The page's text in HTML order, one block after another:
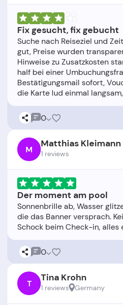
Fix gesucht, fix gebucht
Suche nach Reiseziel und
gut, Preise wurden
Hinweise zu Zusatzkosten
half bei einer
Bestätigungsmail sofort,
0
M Matthias Kleimann
1 reviews
Der moment am pool
Sonnenbrille ab, Wasser
die das Banner versprach.
0
T Tina Krohn
1 reviews Germany